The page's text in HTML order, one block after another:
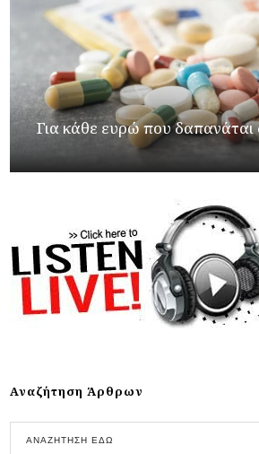
Για κάθε ευρώ που δαπανάται
Αναζήτηση Άρθρων